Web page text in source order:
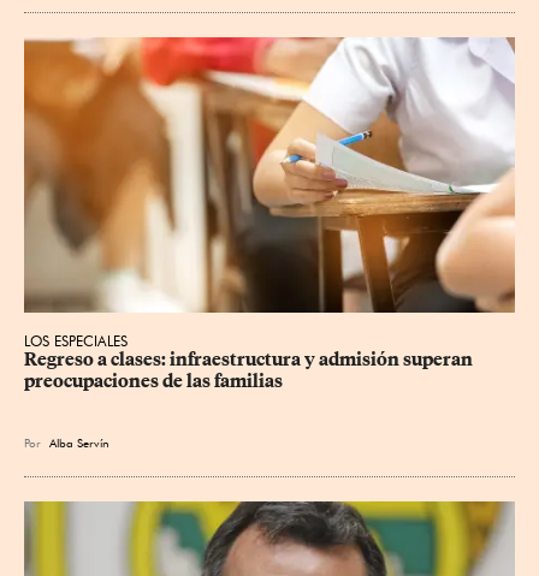
LOS ESPECIALES
Regreso a clases: infraestructura y admisión superan
preocupaciones de las familias
Por Alba Servín